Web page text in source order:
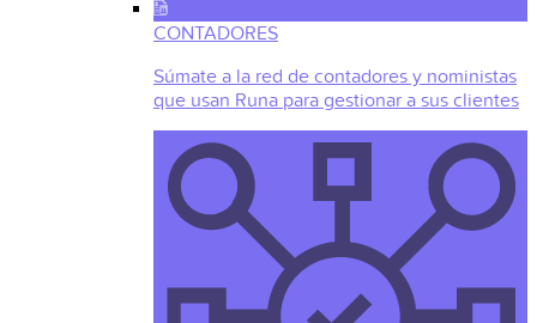
CONTADORES
Súmate a la red de contadores y noministas
que usan Runa para gestionar a sus clientes